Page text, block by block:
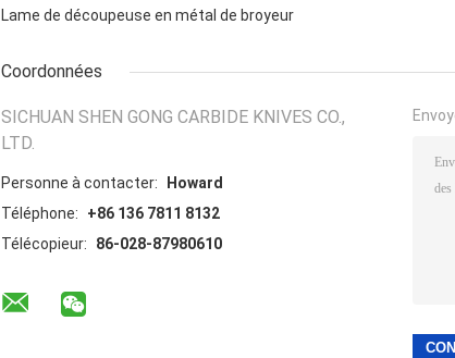
Lame de découpeuse en métal de broyeur
Coordonnées
SICHUAN SHEN GONG CARBIDE KNIVES CO.,
LTD.
Personne à contacter:
Howard
Téléphone:
+86 136 7811 8132
Télécopieur:
86-028-87980610